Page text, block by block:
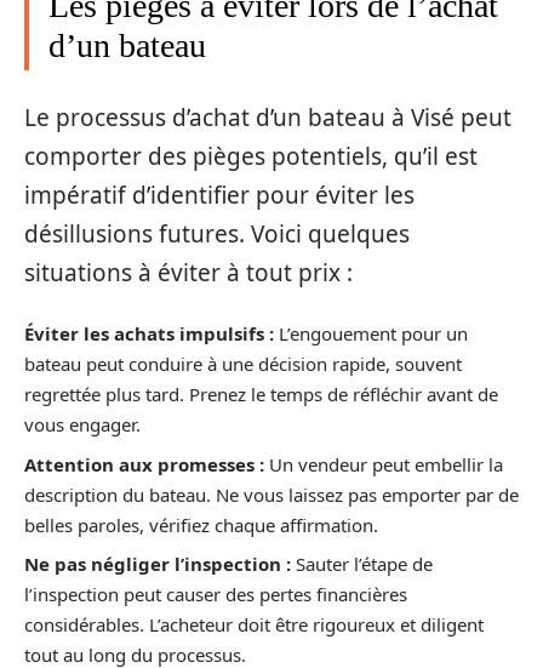
d’un bateau
Le processus d’achat d’un bateau à Visé peut
comporter des pièges potentiels, qu’il est
impératif d’identifier pour éviter les
désillusions futures. Voici quelques
situations à éviter à tout prix :
Éviter les achats impulsifs : L’engouement pour un
bateau peut conduire à une décision rapide, souvent
regrettée plus tard. Prenez le temps de réfléchir avant de
vous engager.
Attention aux promesses : Un vendeur peut embellir la
description du bateau. Ne vous laissez pas emporter par de
belles paroles, vérifiez chaque affirmation.
Ne pas négliger l’inspection : Sauter l’étape de
l’inspection peut causer des pertes financières
considérables. L’acheteur doit être rigoureux et diligent
tout au long du processus.